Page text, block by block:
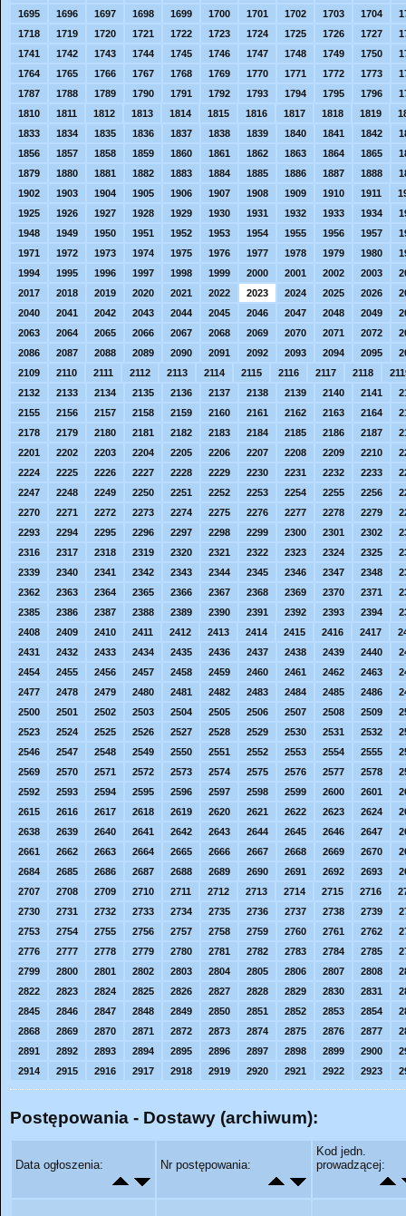
1695
1696 1697 1698 1699 1700 1701 1702 1703 1704
1718
1719 1720 1721 1722 1723 1724 1725 1726 1727
1741
1742 1743 1744 1745 1746 1747 1748 1749 1750
1764
1765 1766 1767 1768 1769 1770 1771 1772 1773
1787
1788 1789 1790 1791 1792 1793 1794 1795 1796
1810
1811 1812 1813 1814 1815 1816 1817 1818 1819
1833
1834 1835 1836 1837 1838 1839 1840 1841 1842
1856
1857 1858 1859 1860 1861 1862 1863 1864 1865
1879
1880 1881 1882 1883 1884 1885 1886 1887 1888
1902
1903 1904 1905 1906 1907 1908 1909 1910 1911
1925
1926 1927 1928 1929 1930 1931 1932 1933 1934
1948
1949 1950 1951 1952 1953 1954 1955 1956 1957
1971
1972 1973 1974 1975 1976 1977 1978 1979 1980
1994
1995 1996 1997 1998 1999 2000 2001 2002 2003
2017
2018 2019 2020 2021 2022 2023 2024 2025 2026
2040
2041 2042 2043 2044 2045 2046 2047 2048 2049
2063
2064 2065 2066 2067 2068 2069 2070 2071 2072
2086
2087 2088 2089 2090 2091 2092 2093 2094 2095
2109
2110 2111 2112 2113 2114 2115 2116 2117 2118
2132
2133 2134 2135 2136 2137 2138 2139 2140 2141
2155
2156 2157 2158 2159 2160 2161 2162 2163 2164
2178
2179 2180 2181 2182 2183 2184 2185 2186 2187
2201
2202 2203 2204 2205 2206 2207 2208 2209 2210
2224
2225 2226 2227 2228 2229 2230 2231 2232 2233
2247
2248 2249 2250 2251 2252 2253 2254 2255 2256
2270
2271 2272 2273 2274 2275 2276 2277 2278 2279
2293
2294 2295 2296 2297 2298 2299 2300 2301 2302
2316
2317 2318 2319 2320 2321 2322 2323 2324 2325
2339
2340 2341 2342 2343 2344 2345 2346 2347 2348
2362
2363 2364 2365 2366 2367 2368 2369 2370 2371
2385
2386 2387 2388 2389 2390 2391 2392 2393 2394
2408
2409 2410 2411 2412 2413 2414 2415 2416 2417
2431
2432 2433 2434 2435 2436 2437 2438 2439 2440
2454
2455 2456 2457 2458 2459 2460 2461 2462 2463
2477
2478 2479 2480 2481 2482 2483 2484 2485 2486
2500
2501 2502 2503 2504 2505 2506 2507 2508 2509
2523
2524 2525 2526 2527 2528 2529 2530 2531 2532
2546
2547 2548 2549 2550 2551 2552 2553 2554 2555
2569
2570 2571 2572 2573 2574 2575 2576 2577 2578
2592
2593 2594 2595 2596 2597 2598 2599 2600 2601
2615
2616 2617 2618 2619 2620 2621 2622 2623 2624
2638
2639 2640 2641 2642 2643 2644 2645 2646 2647
2661
2662 2663 2664 2665 2666 2667 2668 2669 2670
2684
2685 2686 2687 2688 2689 2690 2691 2692 2693
2707
2708 2709 2710 2711 2712 2713 2714 2715 2716
2730
2731 2732 2733 2734 2735 2736 2737 2738 2739
2753
2754 2755 2756 2757 2758 2759 2760 2761 2762
2776
2777 2778 2779 2780 2781 2782 2783 2784 2785
2799
2800 2801 2802 2803 2804 2805 2806 2807 2808
2822
2823 2824 2825 2826 2827 2828 2829 2830 2831
2845
2846 2847 2848 2849 2850 2851 2852 2853 2854
2868
2869 2870 2871 2872 2873 2874 2875 2876 2877
2891
2892 2893 2894 2895 2896 2897 2898 2899 2900
2914
2915 2916 2917 2918 2919 2920 2921 2922 2923
Postępowania - Dostawy (archiwum):
Data ogłoszenia: Nr postępowania:
Kod jedn.
prowadzącej: